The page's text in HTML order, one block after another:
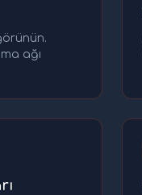
ağı